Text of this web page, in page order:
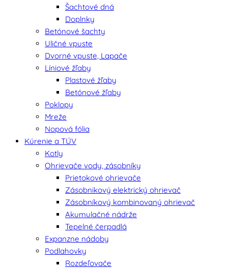
Šachtové dná
Doplnky
Betónové šachty
Uličné vpuste
Dvorné vpuste, Lapače
Líniové žľaby
Plastové žľaby
Betónové žľaby
Poklopy
Mreže
Nopová fólia
Kúrenie a TÚV
Kotly
Ohrievače vody, zásobníky
Prietokové ohrievače
Zásobnikový elektrický ohrievač
Zásobníkový kombinovaný ohrievač
Akumulačné nádrže
Tepelné čerpadlá
Expanzne nádoby
Podlahovky
Rozdeľovače